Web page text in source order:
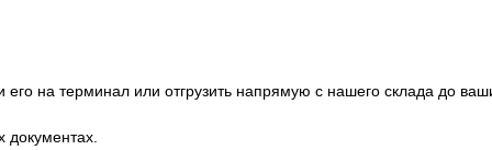
на терминал или отгрузить напрямую с нашего склада до
документах.